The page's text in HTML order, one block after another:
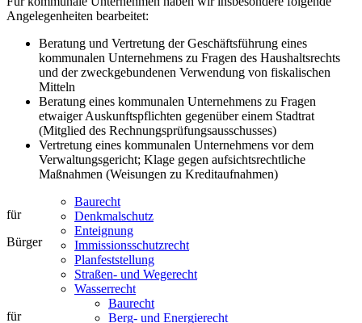
Angelegenheiten bearbeitet:
Beratung und Vertretung der Geschäftsführung eines
kommunalen Unternehmens zu Fragen des Haushaltsrechts
und der zweckgebundenen Verwendung von fiskalischen
Mitteln
Beratung eines kommunalen Unternehmens zu Fragen
etwaiger Auskunftspflichten gegenüber einem Stadtrat
(Mitglied des Rechnungsprüfungsausschusses)
Vertretung eines kommunalen Unternehmens vor dem
Verwaltungsgericht; Klage gegen aufsichtsrechtliche
Maßnahmen (Weisungen zu Kreditaufnahmen)
für
Bürger
Baurecht
Denkmalschutz
Enteignung
Immissionsschutzrecht
Planfeststellung
Straßen- und Wegerecht
Wasserrecht
für
Baurecht
Berg- und Energierecht